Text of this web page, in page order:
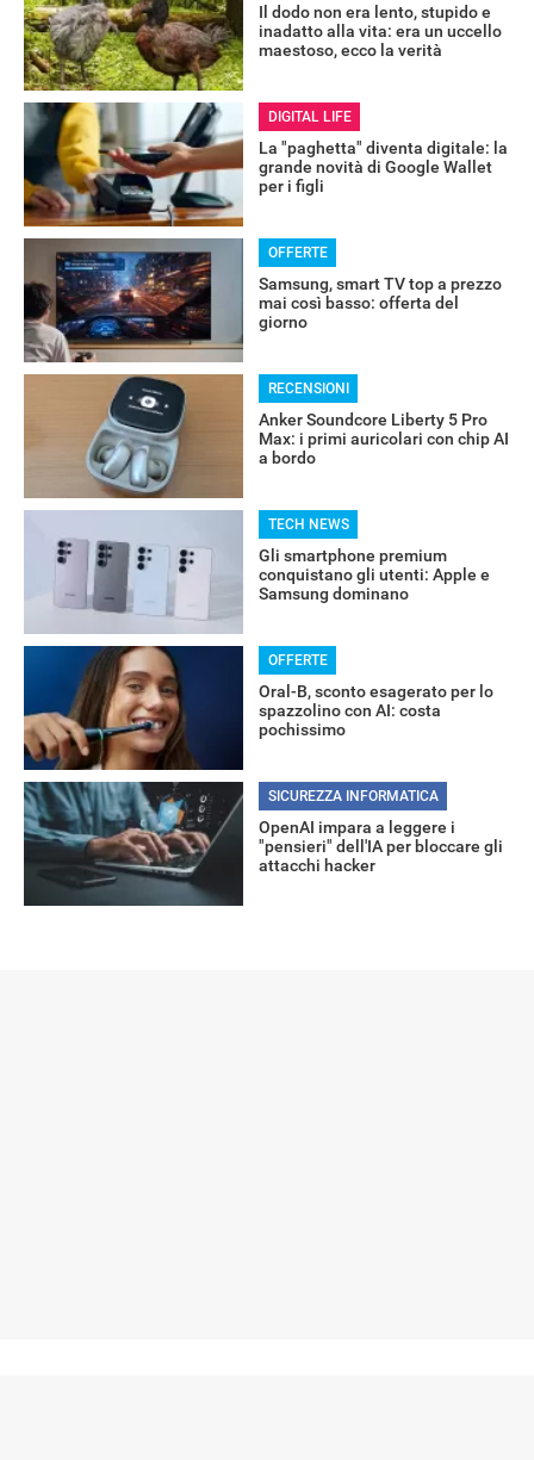
RECENSIONI
Il dodo non era lento, stupido e
inadatto alla vita: era un uccello
maestoso, ecco la verità
DIGITAL LIFE
La "paghetta" diventa digitale: la
grande novità di Google Wallet
per i figli
OFFERTE
Samsung, smart TV top a prezzo
mai così basso: offerta del
giorno
RECENSIONI
Anker Soundcore Liberty 5 Pro
Max: i primi auricolari con chip AI
a bordo
TECH NEWS
Gli smartphone premium
conquistano gli utenti: Apple e
Samsung dominano
OFFERTE
Oral-B, sconto esagerato per lo
spazzolino con AI: costa
pochissimo
SICUREZZA INFORMATICA
OpenAI impara a leggere i
"pensieri" dell'IA per bloccare gli
attacchi hacker